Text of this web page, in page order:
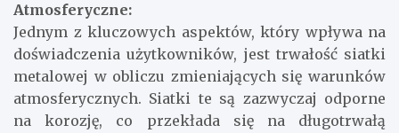
Atmosferyczne:
Jednym z kluczowych aspektów, który wpływa na
doświadczenia użytkowników, jest trwałość siatki
metalowej w obliczu zmieniających się warunków
atmosferycznych. Siatki te są zazwyczaj odporne
na korozję, co przekłada się na długotrwałą